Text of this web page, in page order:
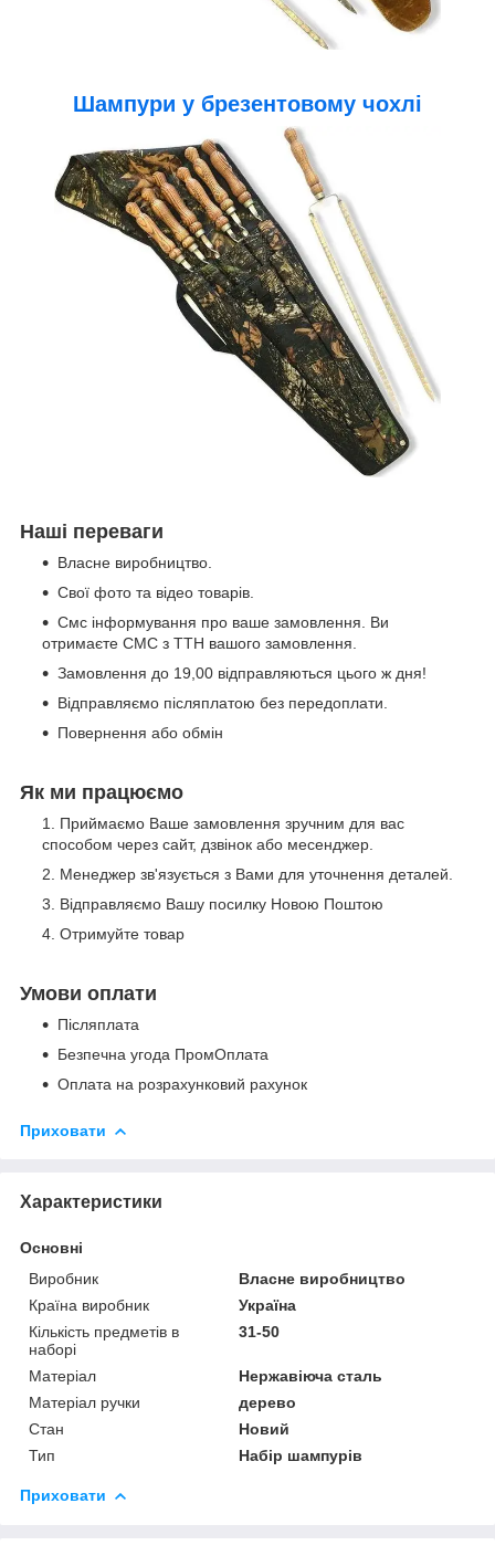
Шампури у брезентовому чохлі
Наші переваги
Власне виробництво.
Свої фото та відео товарів.
Смс інформування про ваше замовлення. Ви
отримаєте СМС з ТТН вашого замовлення.
Замовлення до 19,00 відправляються цього ж дня!
Відправляємо післяплатою без передоплати.
Повернення або обмін
Як ми працюємо
Приймаємо Ваше замовлення зручним для вас
способом через сайт, дзвінок або месенджер.
Менеджер зв'язується з Вами для уточнення деталей.
Відправляємо Вашу посилку Новою Поштою
Отримуйте товар
Умови оплати
Післяплата
Безпечна угода ПромОплата
Оплата на розрахунковий рахунок
Приховати
Характеристики
Основні
Виробник
Власне виробництво
Країна виробник
Україна
Кількість предметів в
наборі
31-50
Матеріал
Нержавіюча сталь
Матеріал ручки
дерево
Стан
Новий
Тип
Набір шампурів
Приховати